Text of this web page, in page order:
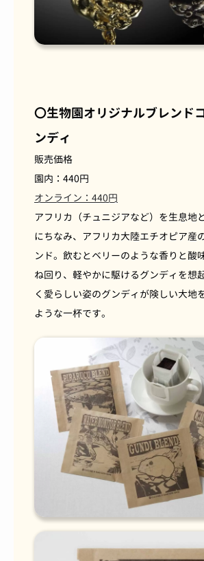
〇生物園オリジナルブレン
ンディ
販売価格
園内：440円
オンライン：440円
アフリカ（チュニジアなど）を生息地
にちなみ、アフリカ大陸エチオピア産
ンド。飲むとベリーのような香りと酸
ね回り、軽やかに駆けるグンディを想
く愛らしい姿のグンディが険しい大地
ような一杯です。